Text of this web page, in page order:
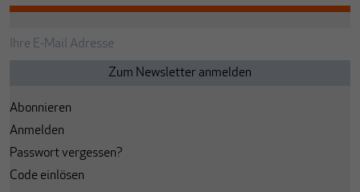
Abonnieren
Anmelden
Passwort vergessen?
Code einlösen